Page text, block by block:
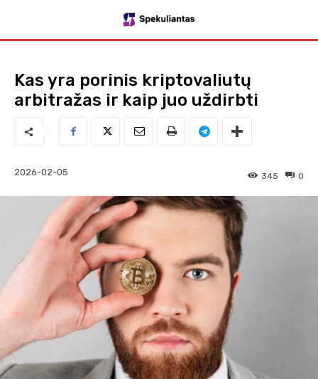
Kas yra porinis kriptovaliutų
arbitražas ir kaip juo uždirbti
2026-02-05 0
345